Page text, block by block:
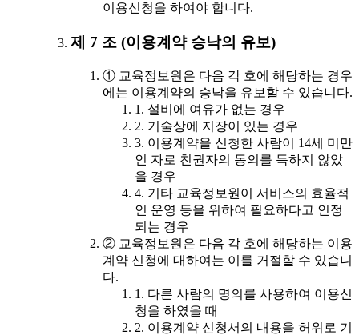
이용신청을 하여야 합니다.
제 7 조 (이용계약 승낙의 유보)
① 교육정보원은 다음 각 호에 해당하는 경우
에는 이용계약의 승낙을 유보할 수 있습니다.
1. 설비에 여유가 없는 경우
2. 기술상에 지장이 있는 경우
3. 이용계약을 신청한 사람이 14세 미만
인 자로 친권자의 동의를 득하지 않았
을 경우
4. 기타 교육정보원이 서비스의 효율적
인 운영 등을 위하여 필요하다고 인정
되는 경우
② 교육정보원은 다음 각 호에 해당하는 이용
계약 신청에 대하여는 이를 거절할 수 있습니
다.
1. 다른 사람의 명의를 사용하여 이용신
청을 하였을 때
2. 이용계약 신청서의 내용을 허위로 기